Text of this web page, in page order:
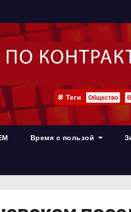
Теги Общество
Время с пользой